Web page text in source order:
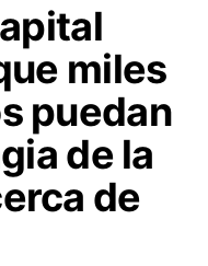
miles
puedan
de la
de